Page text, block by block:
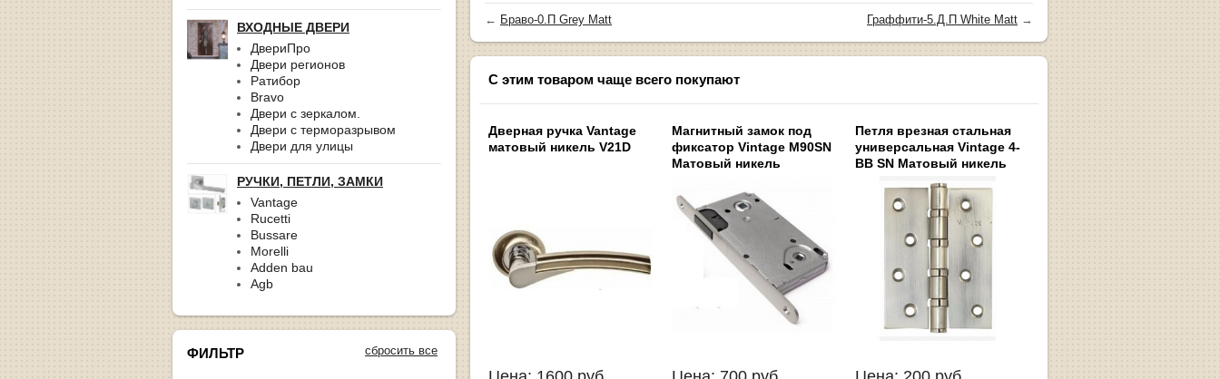
ВХОДНЫЕ ДВЕРИ
ДвериПро
Двери регионов
Ратибор
Bravo
Двери с зеркалом.
Двери с терморазрывом
Двери для улицы
РУЧКИ, ПЕТЛИ, ЗАМКИ
Vantage
Rucetti
Bussare
Morelli
Adden bau
Agb
сбросить все
ФИЛЬТР
← Браво-0.П Grey Matt Граффити-5.Д.П White Matt →
С этим товаром чаще всего покупают
Дверная ручка Vantage
матовый никель V21D
Магнитный замок под
фиксатор Vintage M90SN
Матовый никель
Петля врезная стальная
универсальная Vintage 4-
BB SN Матовый никель